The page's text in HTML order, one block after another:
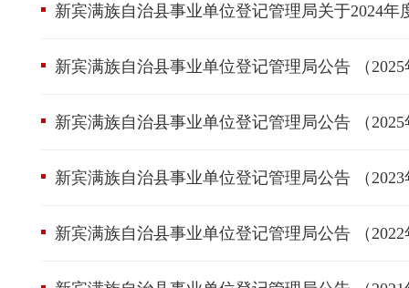
新宾满族自治县事业单位登记管理局关于2024
新宾满族自治县事业单位登记管理局公告 （
新宾满族自治县事业单位登记管理局公告 （
新宾满族自治县事业单位登记管理局公告 （
新宾满族自治县事业单位登记管理局公告 （